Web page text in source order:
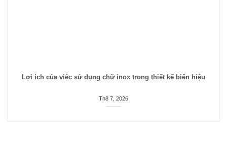
Lợi ích của việc sử dụng chữ inox trong thiết kế biển hiệu
Th8 7, 2026